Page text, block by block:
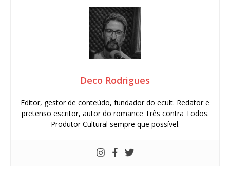
Deco Rodrigues
Editor, gestor de conteúdo, fundador do ecult. Redator e
pretenso escritor, autor do romance Três contra Todos.
Produtor Cultural sempre que possível.